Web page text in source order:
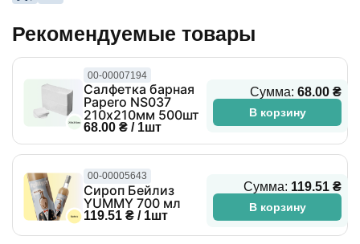
Рекомендуемые товары
00-00007194
Салфетка барная
Papero NS037
210х210мм 500шт
68.00 ₴ / 1шт
Сумма: 68.00 ₴
В корзину
00-00005643
Сироп Бейлиз
YUMMY 700 мл
119.51 ₴ / 1шт
Сумма: 119.51 ₴
В корзину